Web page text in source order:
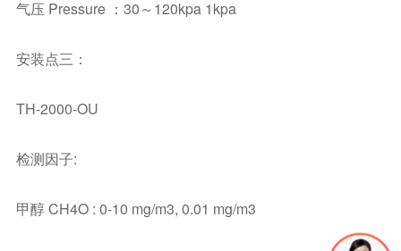
气压 Pressure ：30～120kpa 1kpa
安装点三：
TH-2000-OU
检测因子:
甲醇 CH4O : 0-10 mg/m3, 0.01 mg/m3